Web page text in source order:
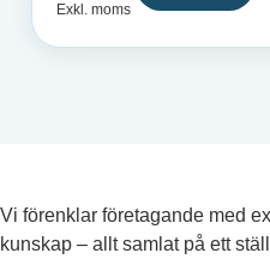
Exkl. moms
Vi förenklar företagande med
kunskap – allt samlat på ett